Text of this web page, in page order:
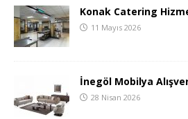
Konak Catering
11 Mayıs 2026
İnegöl Mobilya
28 Nisan 2026